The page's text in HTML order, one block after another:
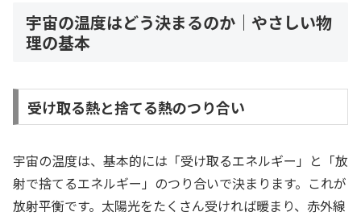
宇宙の温度はどう決まるのか｜やさしい物
理の基本
受け取る熱と捨てる熱のつり合い
宇宙の温度は、基本的には「受け取るエネルギー」と「放
射で捨てるエネルギー」のつり合いで決まります。これが
放射平衡です。太陽光をたくさん受ければ暖まり、赤外線